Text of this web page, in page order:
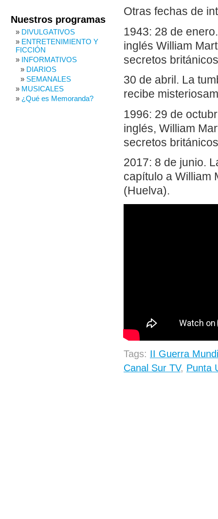
Otras fechas de
1943: 28 de
inglés William
secretos
30 de abril. La
recibe
1996: 29 de
inglés, William
secretos
2017: 8 de junio.
capítulo a William
(Huelva).
Tags: II Guerra
Canal Sur TV, Punta
Nuestros programas
DIVULGATIVOS
ENTRETENIMIENTO Y
FICCIÓN
INFORMATIVOS
DIARIOS
SEMANALES
MUSICALES
¿Qué es Memoranda?